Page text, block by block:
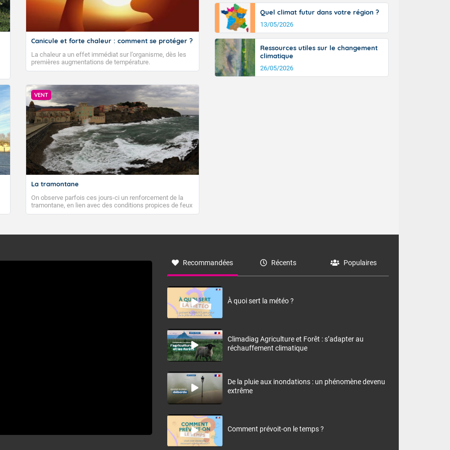
Fermer
Canicule et forte chaleur : comment se protéger ?
La chaleur a un effet immédiat sur l’organisme, dès les
premières augmentations de température.
VENT
La tramontane
On observe parfois ces jours-ci un renforcement de la
tramontane, en lien avec des conditions propices de feux
de forêt. Mais qu'est-ce que la tramontane ? Quelles sont
à nord-ouest, dans un secteur qui part du Roussillon à la
monts, en allusion aux régions montagneuses d’où
Quel climat futur dans votre région ?
13/05/2026
Ressources utiles sur le changement
climatique
26/05/2026
Recommandées Récents Populaires
À quoi sert la météo ?
Climadiag Agriculture et Forêt : s’adapter au
réchauffement climatique
De la pluie aux inondations : un phénomène devenu
extrême
Comment prévoit-on le temps ?